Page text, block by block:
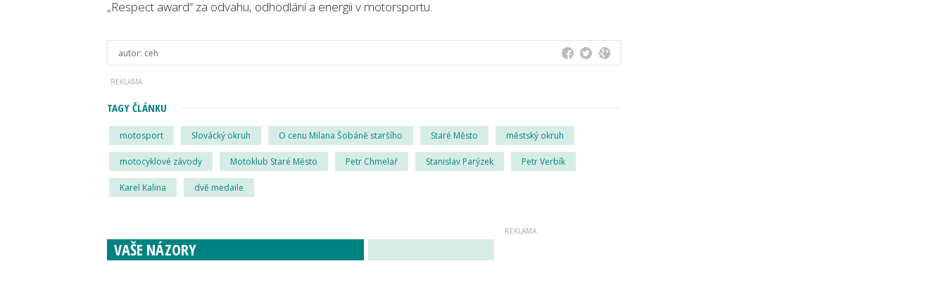
„Respect award“ za odvahu, odhodlání a energii v motorsportu.
autor: ceh
TAGY ČLÁNKU
motosport Slovácký okruh O cenu Milana Šobáně staršího Staré Město městský okruh
motocyklové závody Motoklub Staré Město Petr Chmelař Stanislav Parýzek Petr Verbík
Karel Kalina dvě medaile
VAŠE NÁZORY